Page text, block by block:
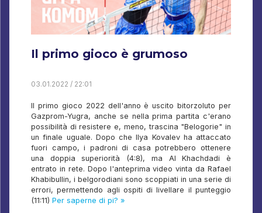
Il primo gioco è grumoso
03.01.2022 / 22:01
Il primo gioco 2022 dell'anno è uscito bitorzoluto per
Gazprom-Yugra, anche se nella prima partita c'erano
possibilità di resistere e, meno, trascina "Belogorie" in
un finale uguale. Dopo che Ilya Kovalev ha attaccato
fuori campo, i padroni di casa potrebbero ottenere
una doppia superiorità (4:8), ma Al Khachdadi è
entrato in rete. Dopo l'anteprima video vinta da Rafael
Khabibullin, i belgorodiani sono scoppiati in una serie di
errori, permettendo agli ospiti di livellare il punteggio
(11:11) Per saperne di pi? »